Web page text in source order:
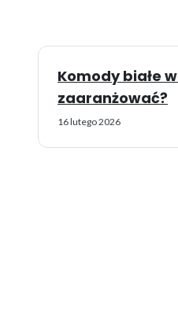
Komody białe
zaaranżować?
16 lutego 2026